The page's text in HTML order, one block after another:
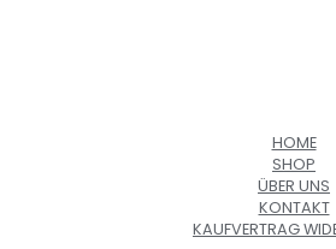
HOME
SHOP
ÜBER UNS
KONTAKT
KAUFVERTRAG